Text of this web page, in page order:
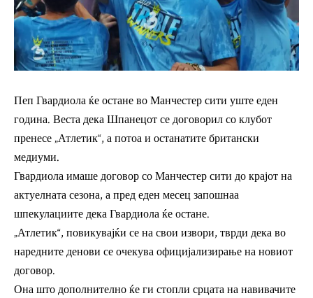
Пеп Гвардиола ќе остане во Манчестер сити уште еден
година. Веста дека Шпанецот се договорил со клубот
пренесе „Атлетик“, а потоа и останатите британски
медиуми.
Гвардиола имаше договор со Манчестер сити до крајот на
актуелната сезона, а пред еден месец запошнаа
шпекулациите дека Гвардиола ќе остане.
„Атлетик“, повикувајќи се на свои извори, тврди дека во
наредните денови се очекува официјализирање на новиот
договор.
Она што дополнително ќе ги стопли срцата на навивачите